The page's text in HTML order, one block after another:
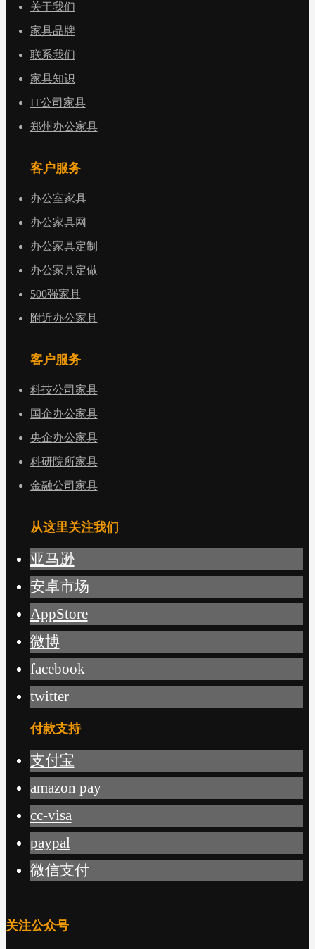
关于我们
家具品牌
联系我们
家具知识
IT公司家具
郑州办公家具
客户服务
办公室家具
办公家具网
办公家具定制
办公家具定做
500强家具
附近办公家具
客户服务
科技公司家具
国企办公家具
央企办公家具
科研院所家具
金融公司家具
从这里关注我们
亚马逊
安卓市场
AppStore
微博
facebook
twitter
付款支持
支付宝
amazon pay
cc-visa
paypal
微信支付
关注公众号